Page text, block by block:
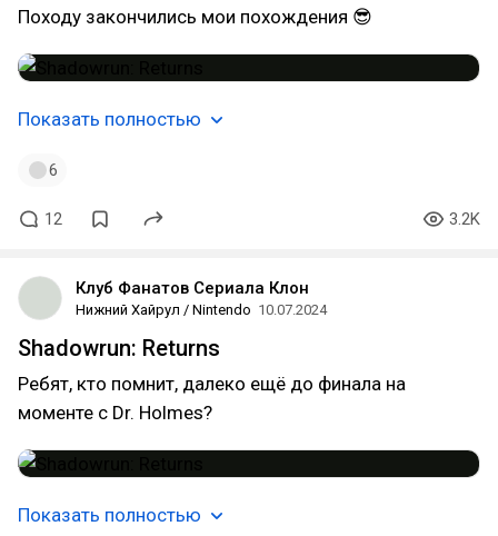
Походу закончились мои похождения 😎
Показать полностью
6
12 3.2K
Клуб Фанатов Сериала Клон
Нижний Хайрул / Nintendo 10.07.2024
Shadowrun: Returns
Ребят, кто помнит, далеко ещё до финала на
моменте с Dr. Holmes?
Показать полностью